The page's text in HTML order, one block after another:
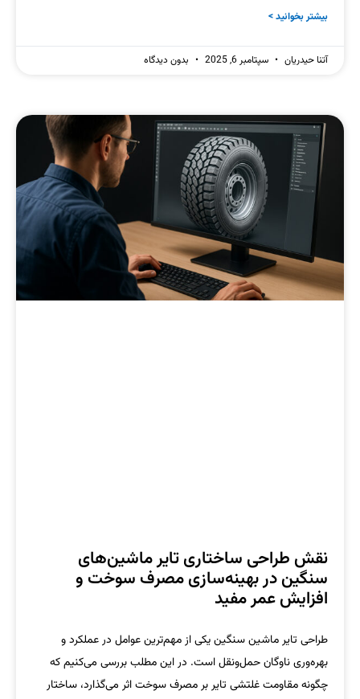
بیشتر بخوانید >
آتنا حیدریان سپتامبر 6, 2025 بدون دیدگاه
نقش طراحی ساختاری تایر ماشین‌های
سنگین در بهینه‌سازی مصرف سوخت و
افزایش عمر مفید
طراحی تایر ماشین سنگین یکی از مهم‌ترین عوامل در عملکرد و
بهره‌وری ناوگان حمل‌ونقل است. در این مطلب بررسی می‌کنیم که
چگونه مقاومت غلتشی تایر بر مصرف سوخت اثر می‌گذارد، ساختار